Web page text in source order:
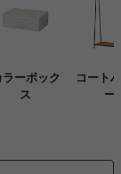
ラーボック
ス
コート
ー